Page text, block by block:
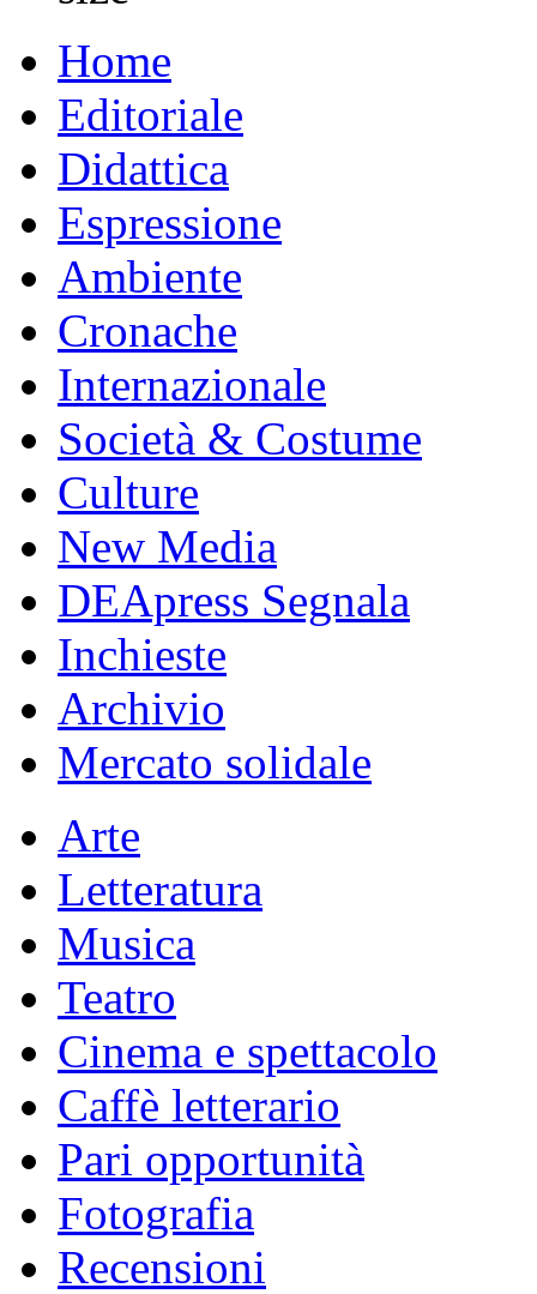
Home
Editoriale
Didattica
Espressione
Ambiente
Cronache
Internazionale
Società & Costume
Culture
New Media
DEApress Segnala
Inchieste
Archivio
Mercato solidale
Arte
Letteratura
Musica
Teatro
Cinema e spettacolo
Caffè letterario
Pari opportunità
Fotografia
Recensioni